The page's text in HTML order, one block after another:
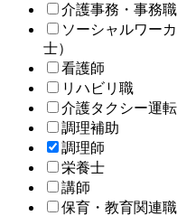
介護事務・事務職
ソーシャルワー
士）
看護師
リハビリ職
介護タクシー運
調理補助
調理師
栄養士
講師
保育・教育関連